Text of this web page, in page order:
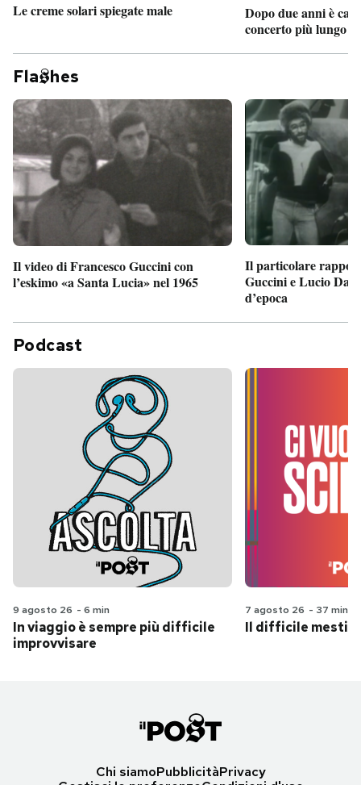
Le creme solari spiegate male
Dopo due anni è
concerto più lungo
Fla hes
Il video di Francesco Guccini con
l’eskimo «a Santa Lucia» nel 1965
Il particolare
Guccini e Lucio
d’epoca
Podcast
9 agosto 26 - 6 min
In viaggio è sempre più difficile
improvvisare
7 agosto 26 - 37 min
Il difficile
Chi siamoPubblicitàPrivacy